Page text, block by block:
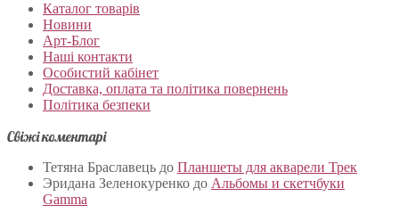
Каталог товарів
Новини
Арт-Блог
Наші контакти
Особистий кабінет
Доставка, оплата та політика повернень
Політика безпеки
Свіжі коментарі
Тетяна Браславець до Планшеты для акварели Трек
Эридана Зеленокуренко до Альбомы и скетчбуки
Gamma